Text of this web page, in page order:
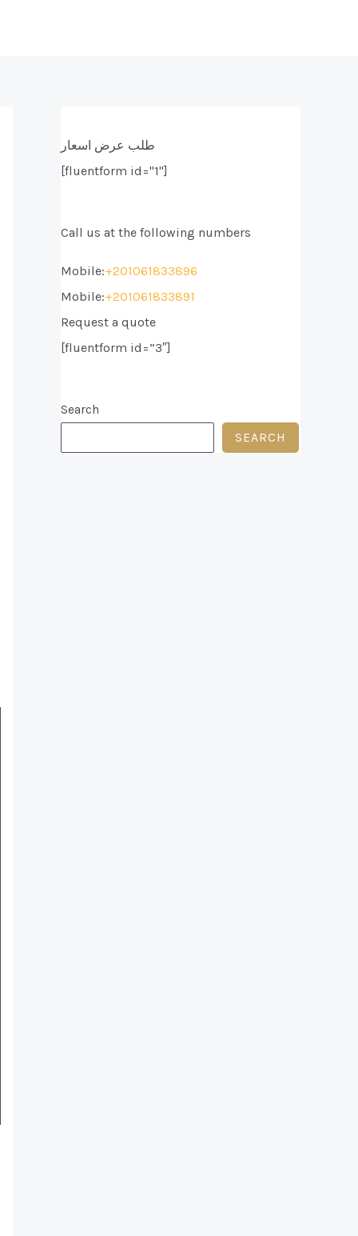
طلب عرض اسعار
[fluentform id="1"]
Call us at the following numbers
Mobile:+201061833896
Mobile:+201061833891
Request a quote
[fluentform id=”3″]
Search
SEARCH